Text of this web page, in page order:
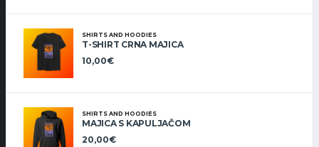
SHIRTS AND HOODIES
T-SHIRT CRNA MAJICA
10,00€
SHIRTS AND HOODIES
MAJICA S KAPULJAČOM
20,00€